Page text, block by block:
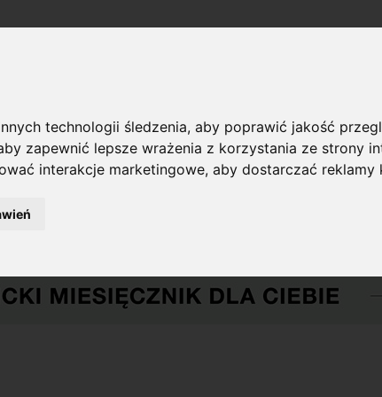
technologii śledzenia, aby poprawić jakość
zapewnić lepsze wrażenia z korzystania ze strony
interakcje marketingowe,aby dostarczać reklamy